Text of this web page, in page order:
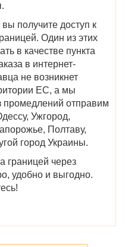
получите доступ к
Один из этих
в качестве пункта
в интернет-
не возникнет
ЕС, а мы
промедлений отправим
Ужгород,
Полтаву,
город Украины.
границей через
удобно и выгодно.